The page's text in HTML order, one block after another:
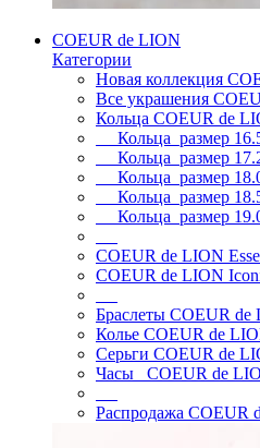
COEUR de LION
Категории
Новая коллекция
Все украшения
Кольца COEUR de
Кольца размер
Кольца размер
Кольца размер
Кольца размер
Кольца размер
COEUR de LION
COEUR de LION
Браслеты COEUR de
Колье COEUR de
Серьги COEUR de
Часы COEUR de
Распродажа COEUR